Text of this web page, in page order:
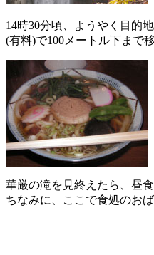
14時30分頃、ようやく目的
(有料)で100メートル下まで
華厳の滝を見終えたら、昼
ちなみに、ここで食処のお